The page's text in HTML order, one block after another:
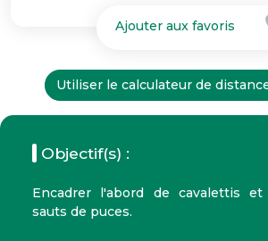
Ajouter aux favoris
Utiliser le calculateur de
Objectif(s) :
Encadrer l'abord de cavalettis
sauts de puces.